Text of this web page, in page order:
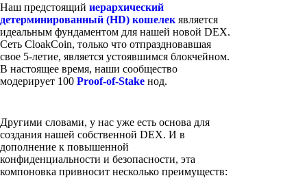
Наш предстоящий иерархический
детерминированный (HD) кошелек является
идеальным фундаментом для нашей новой DEX.
Сеть CloakCoin, только что отпраздновавшая
свое 5-летие, является устоявшимся блокчейном.
В настоящее время, наши сообщество
модерирует 100 Proof-of-Stake нод.
Другими словами, у нас уже есть основа для
создания нашей собственной DEX. И в
дополнение к повышенной
конфиденциальности и безопасности, эта
компоновка привносит несколько преимуществ: